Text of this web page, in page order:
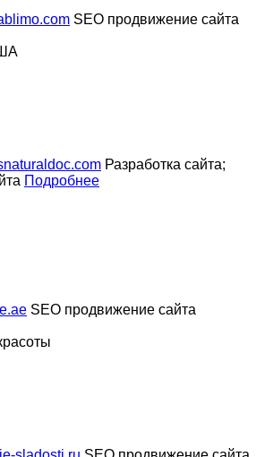
SEO продвижение сайта
Разработка сайта;
Подробнее
SEO продвижение сайта